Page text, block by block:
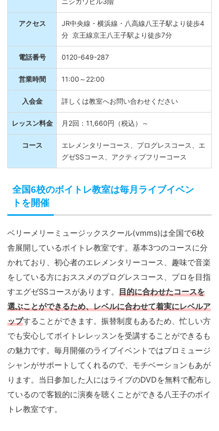
ニシカワビル3階
アクセス
JR中央線・横浜線・八高線八王子駅より徒歩4
分 京王線京王八王子駅より徒歩7分
電話番号
営業時間
入会金 詳しくは教室へお問い合わせください
レッスン料金 月2回：11,660円（税込）～
コース
エレメンタリーコース、プログレスコース、エ
グゼSSコース、アクティブフリーコース
全国6校のボイトレ教室は毎月ライブイベン
トを開催
ベリーメリーミュージックスクール(vmms)は全国で6校
舎展開しているボイトレ教室です。基本3つのコースに分
かれており、初心者のエレメンタリーコース、趣味で音楽
をしている方におススメのプログレスコース、プロを目指
すエグゼSSコースがあります。 目的に合わせたコースを
選ぶことができるため、レベルに合わせて着実にレベルア
ップ することができます。振替制度もあるため、忙しい方
でも安心してボイトレレッスンを受講することができるも
の魅力です。毎月開催のライブイベントではプロミュージ
シャンがサポートしてくれるので、モチベーションもあが
ります。当日参加した人にはライブのDVDを無料で配布し
ているので客観的に演奏を聴くことができる八王子のボイ
トレ教室です。